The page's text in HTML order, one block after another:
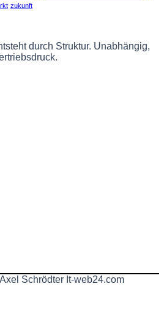
zukunft
durch Struktur. Unabhängig,